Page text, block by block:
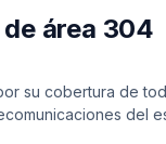
área 304
su cobertura de
del